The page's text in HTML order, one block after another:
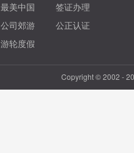
最美中国
签证办理
公司郊游
公正认证
游轮度假
Copyright © 2002 -